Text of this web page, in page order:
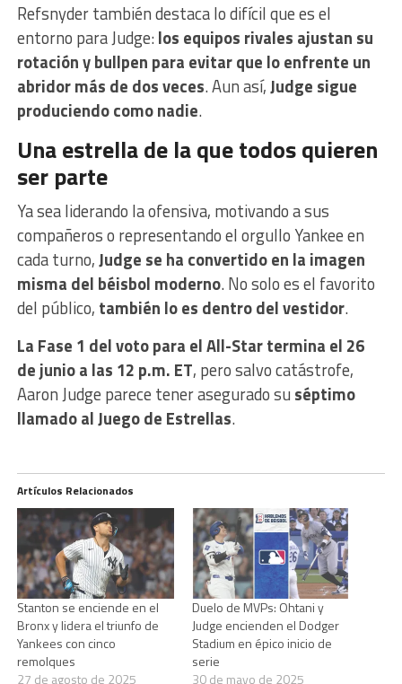
Refsnyder también destaca lo difícil que es el
entorno para Judge:los equipos rivales ajustan su
rotación y bullpen para evitar que lo enfrente un
abridor más de dos veces. Aun así,Judge sigue
produciendo como nadie.
Una estrella de la que todos quieren
ser parte
Ya sea liderando la ofensiva, motivando a sus
compañeros o representando el orgullo Yankee en
cada turno,Judge se ha convertido en la imagen
misma del béisbol moderno. No solo es el favorito
del público, también lo es dentro del vestidor.
La Fase 1 del voto para el All-Star termina el 26
de junio a las 12 p.m. ET, pero salvo catástrofe,
Aaron Judge parece tener asegurado su séptimo
llamado al Juego de Estrellas.
Artículos Relacionados
Stanton se enciende en el
Bronx y lidera el triunfo de
Yankees con cinco
remolques
27 de agosto de 2025
Duelo de MVPs: Ohtani y
Judge encienden el Dodger
Stadium en épico inicio de
serie
30 de mayo de 2025